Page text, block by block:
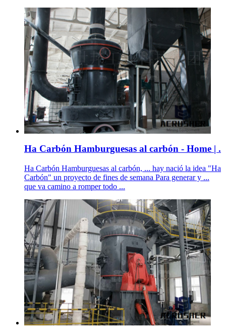
Ha Carbón Hamburguesas al carbón - Home | .
Ha Carbón Hamburguesas al carbón, ... hay nació la idea "Ha
Carbón" un proyecto de fines de semana Para generar y ...
que va camino a romper todo ...